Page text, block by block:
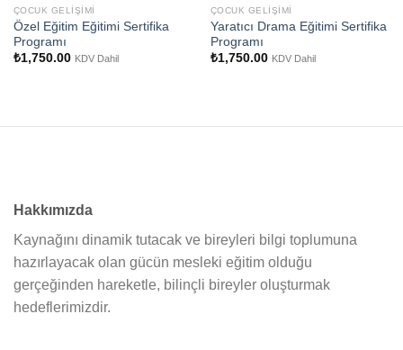
ÇOCUK GELIŞIMI
Özel Eğitim Eğitimi Sertifika
Programı
₺1,750.00 KDV Dahil
ÇOCUK GELIŞIMI
Yaratıcı Drama Eğitimi Sertifika
Programı
₺1,750.00 KDV Dahil
Hakkımızda
Kaynağını dinamik tutacak ve bireyleri bilgi toplumuna
hazırlayacak olan gücün mesleki eğitim olduğu
gerçeğinden hareketle, bilinçli bireyler oluşturmak
hedeflerimizdir.